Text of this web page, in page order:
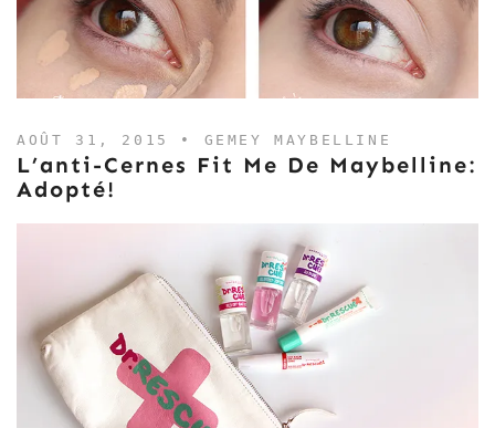
AOÛT 31, 2015 • GEMEY MAYBELLINE
L’anti-Cernes Fit Me De Maybelline:
Adopté!